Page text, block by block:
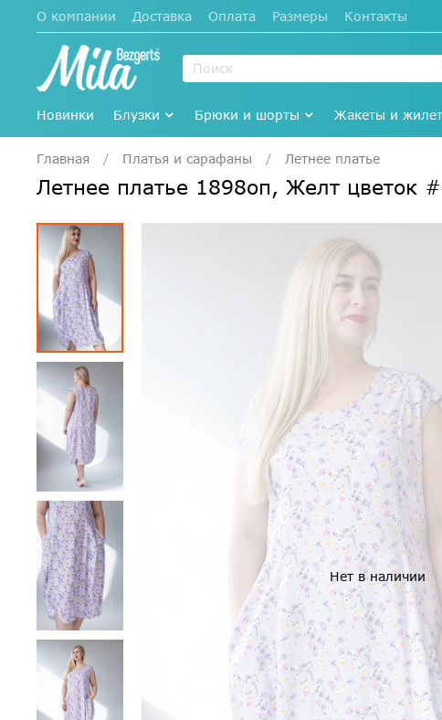
О компании Доставка Оплата Размеры Контакты
Новинки Блузки Брюки и шорты Жакеты и
Главная Платья и сарафаны Летнее платье
Летнее платье 1898оп, Желт цветок
Нет в наличии